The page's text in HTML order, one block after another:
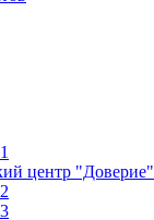
центр "Доверие"